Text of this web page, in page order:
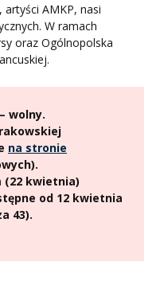
artyści AMKP, nasi
W ramach
oraz Ogólnopolska
wolny.
na stronie
(22 kwietnia)
od 12 kwietnia
43).